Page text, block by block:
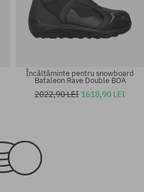
Încălțăminte pentru snowboard
Bataleon Rave Double BOA
2022,90 LEI 1618,90 LEI